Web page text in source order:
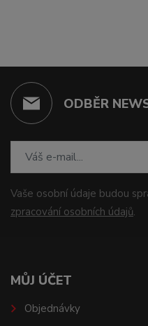
ODBĚR
Vaše osobní údaje budou
zpracování osobních údajů.
MŮJ ÚČET
Objednávky